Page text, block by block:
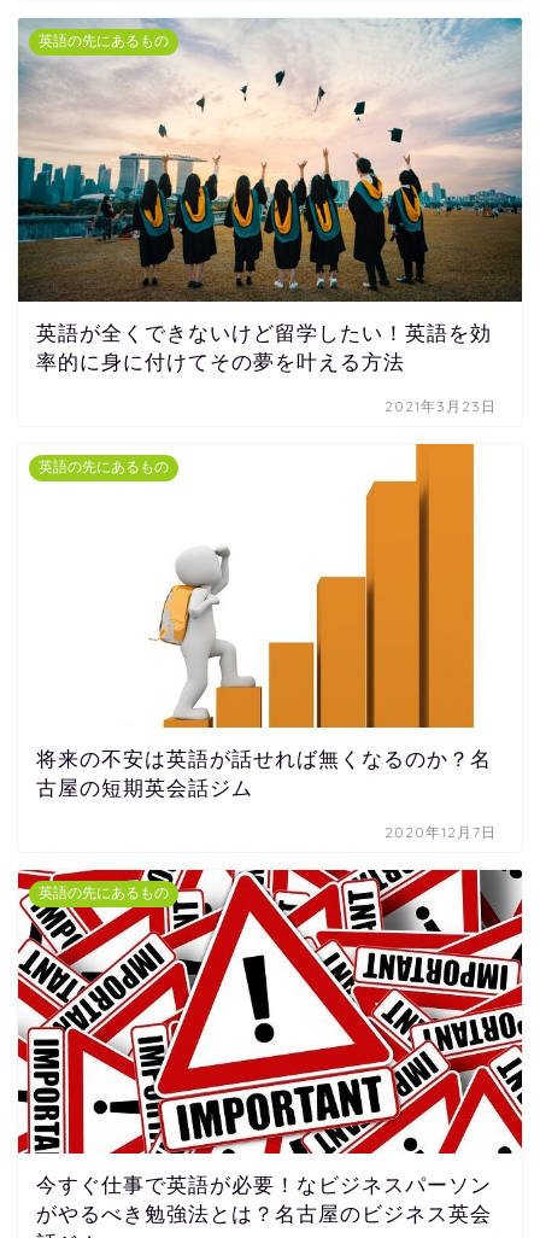
英語の先にあるもの
英語が全くできないけど留学したい！英語を効
率的に身に付けてその夢を叶える方法
2021年3月23日
英語の先にあるもの
将来の不安は英語が話せれば無くなるのか？名
古屋の短期英会話ジム
2020年12月7日
英語の先にあるもの
今すぐ仕事で英語が必要！なビジネスパーソン
がやるべき勉強法とは？名古屋のビジネス英会